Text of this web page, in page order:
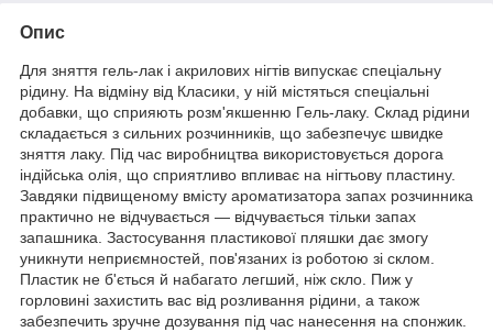
Опис
Для зняття гель-лак і акрилових нігтів випускає спеціальну
рідину. На відміну від Класики, у ній містяться спеціальні
добавки, що сприяють розм'якшенню Гель-лаку. Склад рідини
складається з сильних розчинників, що забезпечує швидке
зняття лаку. Під час виробництва використовується дорога
індійська олія, що сприятливо впливає на нігтьову пластину.
Завдяки підвищеному вмісту ароматизатора запах розчинника
практично не відчувається — відчувається тільки запах
запашника. Застосування пластикової пляшки дає змогу
уникнути неприємностей, пов'язаних із роботою зі склом.
Пластик не б'ється й набагато легший, ніж скло. Пиж у
горловині захистить вас від розливання рідини, а також
забезпечить зручне дозування під час нанесення на спонжик.